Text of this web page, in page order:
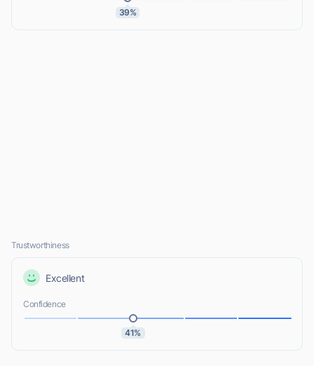
39%
Trustworthiness
Excellent
Confidence
41%